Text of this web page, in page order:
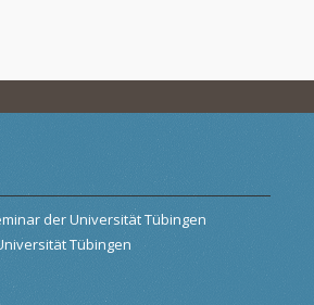
der Universität Tübingen
Tübingen